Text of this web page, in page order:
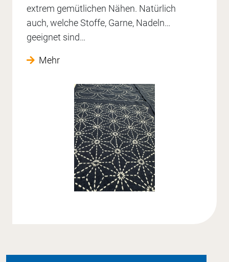
extrem gemütlichen Nähen. Natürlich
auch, welche Stoffe, Garne, Nadeln…
geeignet sind…
Mehr